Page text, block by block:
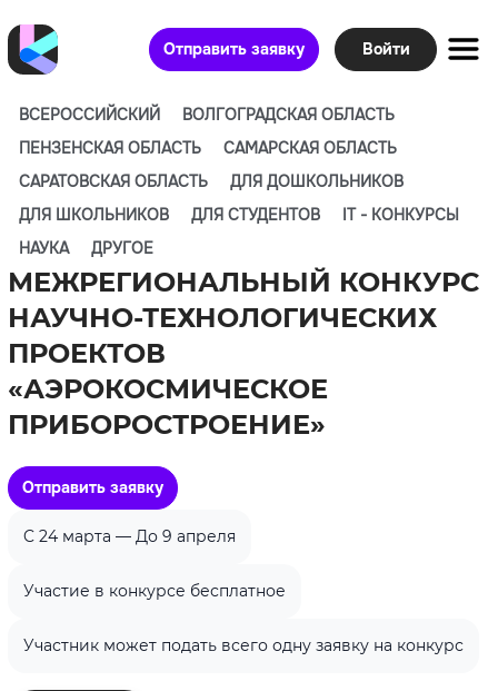
Отправить заявку Войти
ВСЕРОССИЙСКИЙ
ВОЛГОГРАДСКАЯ ОБЛАСТЬ
ПЕНЗЕНСКАЯ ОБЛАСТЬ
САМАРСКАЯ ОБЛАСТЬ
САРАТОВСКАЯ ОБЛАСТЬ
ДЛЯ ДОШКОЛЬНИКОВ
ДЛЯ ШКОЛЬНИКОВ
ДЛЯ СТУДЕНТОВ
IT - КОНКУРСЫ
НАУКА
ДРУГОЕ
МЕЖРЕГИОНАЛЬНЫЙ КОНКУРС
НАУЧНО-ТЕХНОЛОГИЧЕСКИХ
ПРОЕКТОВ
«АЭРОКОСМИЧЕСКОЕ
ПРИБОРОСТРОЕНИЕ»
Отправить заявку
C 24 марта — До 9 апреля
Участие в конкурсе бесплатное
Участник может подать всего одну заявку на конкурс